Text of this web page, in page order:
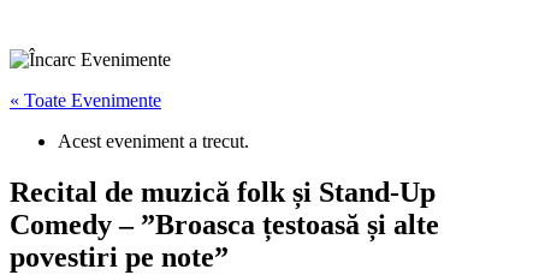
« Toate Evenimente
Acest eveniment a trecut.
Recital de muzică folk și Stand-Up
Comedy – ”Broasca țestoasă și alte
povestiri pe note”